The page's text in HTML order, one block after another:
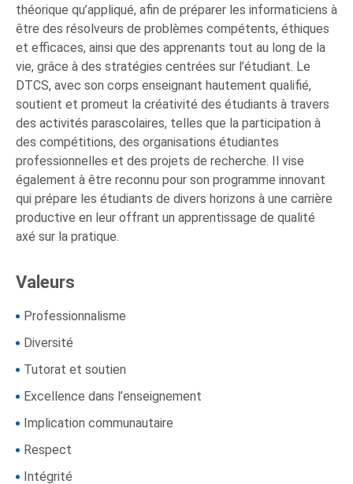
théorique qu’appliqué, afin de préparer les informaticiens à
être des résolveurs de problèmes compétents, éthiques
et efficaces, ainsi que des apprenants tout au long de la
vie, grâce à des stratégies centrées sur l’étudiant. Le
DTCS, avec son corps enseignant hautement qualifié,
soutient et promeut la créativité des étudiants à travers
des activités parascolaires, telles que la participation à
des compétitions, des organisations étudiantes
professionnelles et des projets de recherche. Il vise
également à être reconnu pour son programme innovant
qui prépare les étudiants de divers horizons à une carrière
productive en leur offrant un apprentissage de qualité
axé sur la pratique.
Valeurs
Professionnalisme
Diversité
Tutorat et soutien
Excellence dans l’enseignement
Implication communautaire
Respect
Intégrité